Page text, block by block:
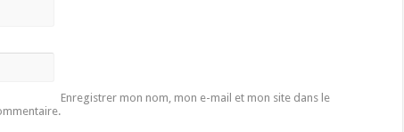
Enregistrer mon nom, mon e-mail et mon site dans le